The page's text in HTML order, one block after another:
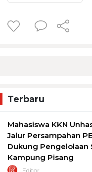
Terbaru
Mahasiswa KKN
Jalur Persampahan
Dukung Pengelolaan
Kampung Pisang
Editor